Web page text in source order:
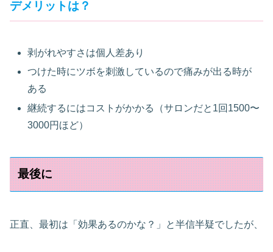
デメリットは？
剥がれやすさは個人差あり
つけた時にツボを刺激しているので痛みが出る時が
ある
継続するにはコストがかかる（サロンだと1回1500〜
3000円ほど）
最後に
正直、最初は「効果あるのかな？」と半信半疑でしたが、